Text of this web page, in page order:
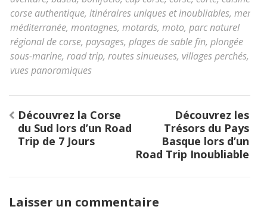
corse authentique, itinéraires uniques et inoubliables, mer
méditerranée, montagnes, motards, moto, parc naturel
régional de corse, paysages, plages de sable fin, plongée
sous-marine, road trip, routes sinueuses, villages perchés,
vues panoramiques
Navigation
de
l’article
Découvrez la Corse
du Sud lors d’un Road
Trip de 7 Jours
Découvrez les
Trésors du Pays
Basque lors d’un
Road Trip Inoubliable
Laisser un commentaire